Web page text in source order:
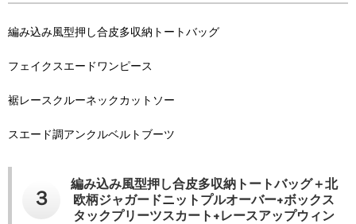
編み込み風型押し合皮多収納トートバッグ
フェイクスエードワンピース
裾レースクルーネックカットソー
スエード調アンクルベルトブーツ
３
編み込み風型押し合皮多収納トートバッグ＋北
欧柄ジャガードニットプルオーバー+ボックス
タックプリーツスカート+レースアップウィン